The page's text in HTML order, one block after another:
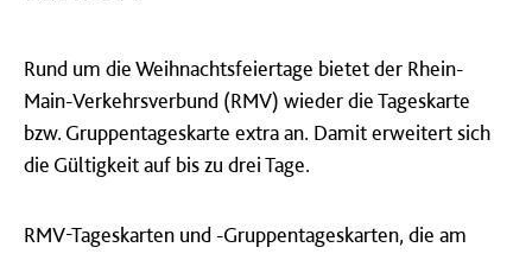
Rund um die Weihnachtsfeiertage bietet der Rhein-
Main-Verkehrsverbund (RMV) wieder die Tageskarte
bzw. Gruppentageskarte extra an. Damit erweitert sich
die Gültigkeit auf bis zu drei Tage.
RMV-Tageskarten und -Gruppentageskarten, die am